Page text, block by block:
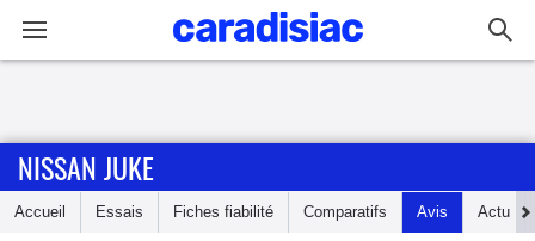
Accueil
NISSAN JUKE
Accueil Essais Fiches fiabilité Comparatifs Avis Actu